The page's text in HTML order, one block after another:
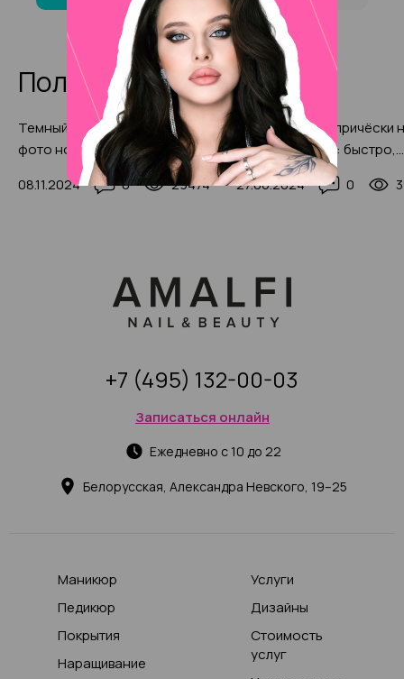
Полезные статьи
Темный маникюр 2025: 200+
фото новинок
08.11.2024
0 29474
Лучшие легкие причёски
лето 2025 года: быстро,
просто и очень стильно
фото)
27.06.2024 0
Белорусская, Александра Невского, 19–25
Ежедневно с 10 до 22
Записаться онлайн
+7 (495) 132-00-03
Маникюр
Педикюр
Покрытия
Наращивание
Услуги
Дизайны
Стоимость
услуг